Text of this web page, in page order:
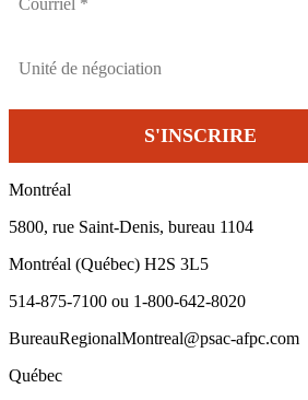
Montréal
5800, rue Saint-Denis, bureau 1104
Montréal (Québec) H2S 3L5
514-875-7100 ou 1-800-642-8020
BureauRegionalMontreal@psac-afpc.com
Québec